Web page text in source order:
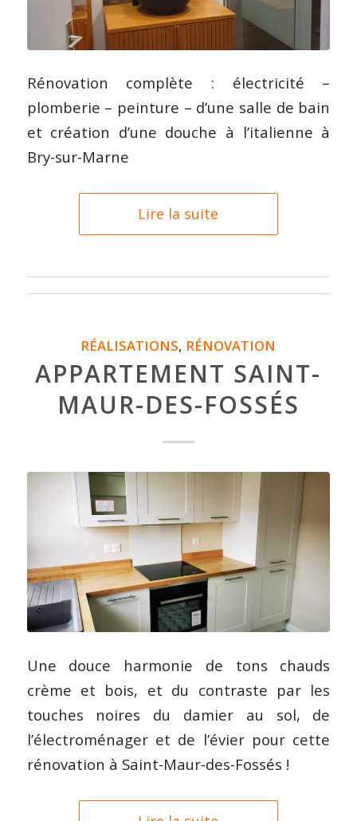
Rénovation complète : électricité –
plomberie – peinture – d’une salle de bain
et création d’une douche à l’italienne à
Bry-sur-Marne
Lire la suite
RÉALISATIONS, RÉNOVATION
APPARTEMENT SAINT-
MAUR-DES-FOSSÉS
Une douce harmonie de tons chauds
crème et bois, et du contraste par les
touches noires du damier au sol, de
l’électroménager et de l’évier pour cette
rénovation à Saint-Maur-des-Fossés !